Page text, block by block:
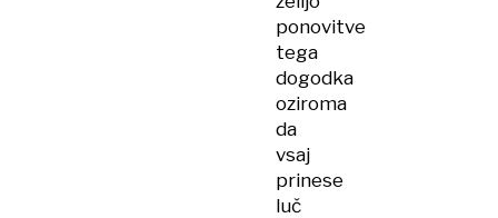
ponovitve
tega
dogodka
oziroma
da
vsaj
prinese
luč